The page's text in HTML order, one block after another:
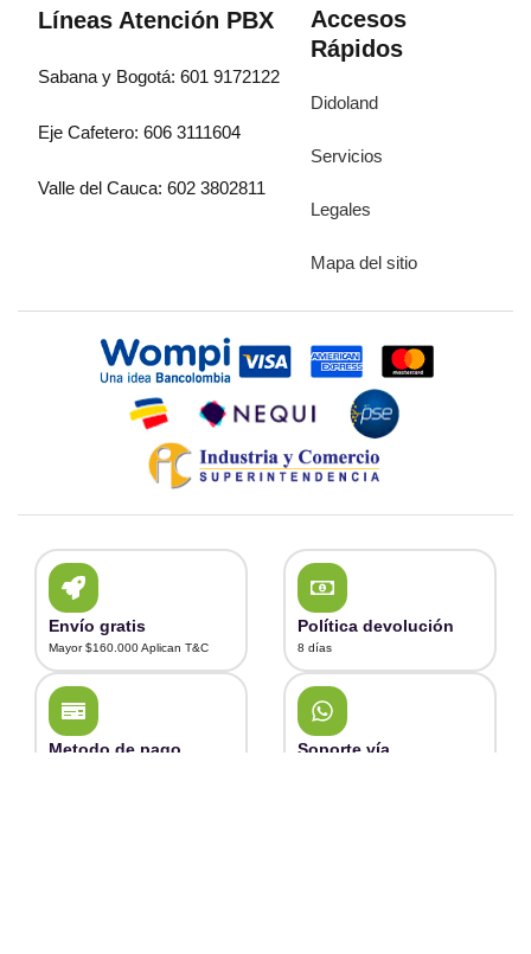
Líneas Atención PBX
Sabana y Bogotá: 601 9172122
Eje Cafetero: 606 3111604
Valle del Cauca: 602 3802811
Accesos
Rápidos
Didoland
Servicios
Legales
Mapa del sitio
Envío gratis
Mayor $160.000 Aplican T&C
Política devolución
8 días
Metodo de pago
Soporte vía